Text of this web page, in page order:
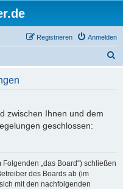
Anmelden
Registrieren
zwischen Ihnen und dem
geschlossen:
Folgenden „das Board“) schließen
des Boards ab (im
mit den nachfolgenden